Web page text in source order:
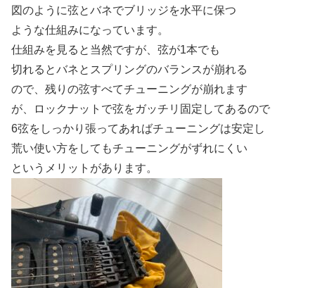
図のように弦とバネでブリッジを水平に保つ
ような仕組みになっています。
仕組みを見ると当然ですが、弦が1本でも
切れるとバネとスプリングのバランスが崩れる
ので、残りの弦すべてチューニングが崩れます
が、ロックナットで弦をガッチリ固定してあるので
6弦をしっかり張ってあればチューニングは安定し
荒い使い方をしてもチューニングがずれにくい
というメリットがあります。